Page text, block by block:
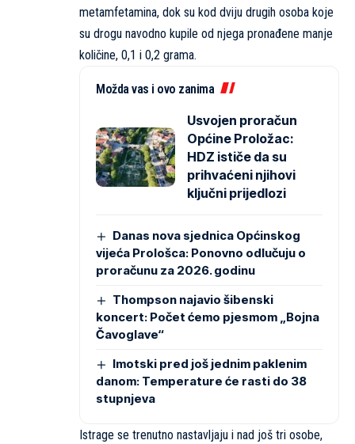
metamfetamina, dok su kod dviju drugih osoba koje
su drogu navodno kupile od njega pronađene manje
količine, 0,1 i 0,2 grama.
Možda vas i ovo zanima
Usvojen proračun
Općine Proložac:
HDZ ističe da su
prihvaćeni njihovi
ključni prijedlozi
Danas nova sjednica Općinskog
vijeća Prološca: Ponovno odlučuju o
proračunu za 2026. godinu
Thompson najavio šibenski
koncert: Počet ćemo pjesmom „Bojna
Čavoglave“
Imotski pred još jednim paklenim
danom: Temperature će rasti do 38
stupnjeva
Istrage se trenutno nastavljaju i nad još tri osobe,